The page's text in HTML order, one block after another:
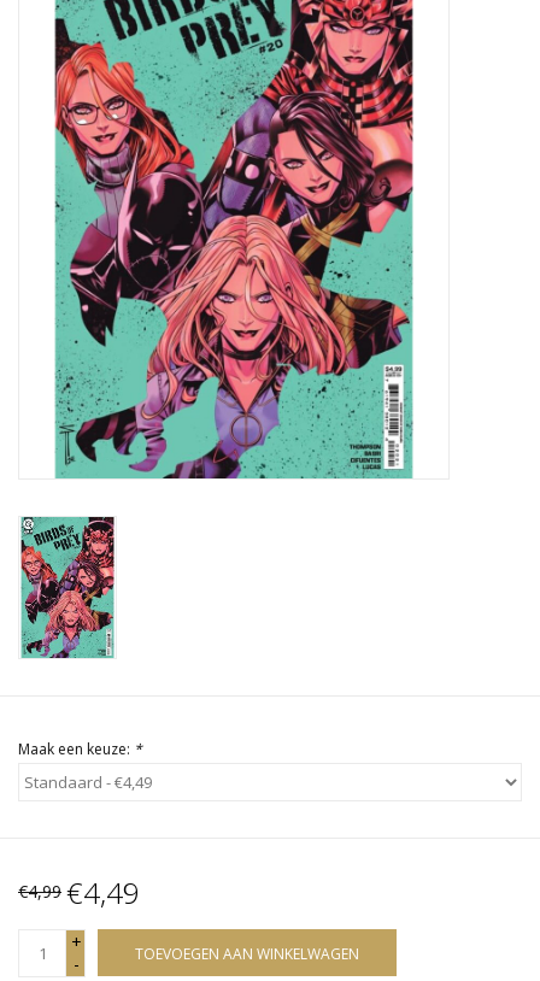
News
Maak een keuze: *
€4,99 €4,49
+
-
TOEVOEGEN AAN WINKELWAGEN